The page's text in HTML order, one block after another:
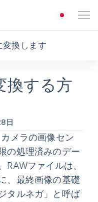
変換します
換する方
日
メラの画像セン
の処理済みのデー
RAWファイルは、
、最終画像の基礎
タルネガ」と呼ば